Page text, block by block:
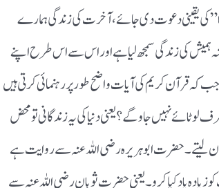
کی یقینی دعوت دی جائے، آخرت کی زندگی ہمارے
ہمیش کی زندگی سمجھ لیا ہے اور اس سے اس طرح اپنے
قرآن کریم کی آیات واضح طور پر رہنمائی کرتی ہیں
طرف لوٹائے نہیں جاوگے؟یعنی دنیا کی یہ زندگانی تو محض
لیتے۔ حضرت ابو ہریرہ رضی اللہ عنہ سے روایت ہے
زیادہ یاد کیا کرو۔یعنی حضرت ثوبان رضی اللہ عنہ سے